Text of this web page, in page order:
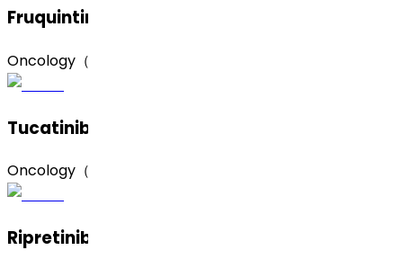
Fruquintinib（呋喹替尼）
Oncology（肿瘤）
Tucatinib（图卡替尼）
Oncology（肿瘤）
Ripretinib（瑞派替尼）